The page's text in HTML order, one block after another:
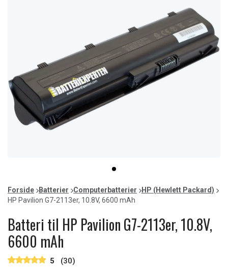
item
0
of
1
Forside Batterier Computerbatterier
HP (Hewlett Packard)
HP Pavilion G7-2113er, 10.8V, 6600 mAh
Batteri til HP Pavilion G7-2113er, 10.8V,
6600 mAh
5 (30)